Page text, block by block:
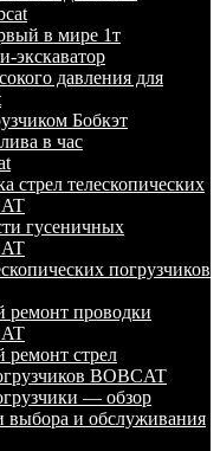
в мире 1т
экскаватор
давления для
Бобкэт
в час
стрел телескопических
гусеничных
погрузчиков
ремонт проводки
ремонт стрел
BOBCAT
— обзор
выбора и обслуживания